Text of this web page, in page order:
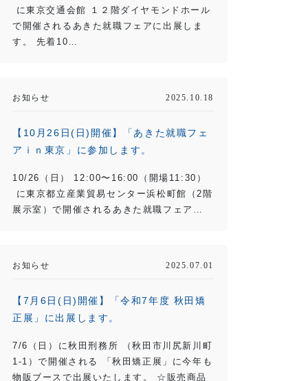
に東京交通会館 １２階ダイヤモンドホール
で開催されるあきた就職フェアに出展しま
す。 先着10…
お知らせ 2025.10.18
【10月26日(日)開催】「あきた就職フェ
アｉｎ東京」に参加します。
10/26（日） 12:00〜16:00（開場11:30）
に東京都立産業貿易センター浜松町館（2階
展示室）で開催されるあきた就職フェア…
お知らせ 2025.07.01
【7月6日(日)開催】「令和7年度 秋田矯
正展」に出展します。
7/6（日）に秋田刑務所 （秋田市川尻新川町
1-1）で開催される 「秋田矯正展」に今年も
物販ブースで出展いたします。 ☆販売商品